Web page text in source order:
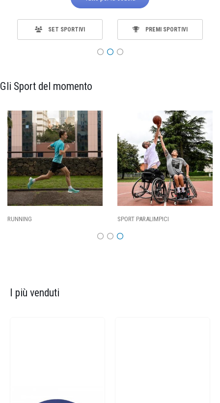
SET SPORTIVI PREMI SPORTIVI
Gli Sport del momento
CALCIO BASKET
I più venduti